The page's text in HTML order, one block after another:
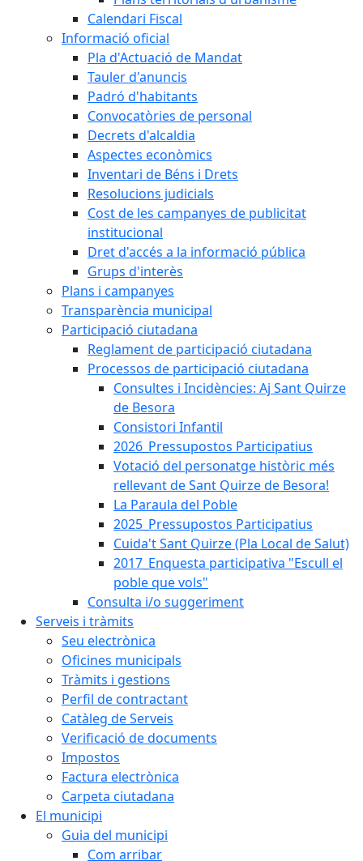
Calendari Fiscal
Informació oficial
Pla d'Actuació de Mandat
Tauler d'anuncis
Padró d'habitants
Convocatòries de personal
Decrets d'alcaldia
Aspectes econòmics
Inventari de Béns i Drets
Resolucions judicials
Cost de les campanyes de publicitat
institucional
Dret d'accés a la informació pública
Grups d'interès
Plans i campanyes
Transparència municipal
Participació ciutadana
Reglament de participació ciutadana
Processos de participació ciutadana
Consultes i Incidències: Aj Sant Quirze
de Besora
Consistori Infantil
2026_Pressupostos Participatius
Votació del personatge històric més
rellevant de Sant Quirze de Besora!
La Paraula del Poble
2025_Pressupostos Participatius
Cuida't Sant Quirze (Pla Local de Salut)
2017_Enquesta participativa "Escull el
poble que vols"
Consulta i/o suggeriment
Serveis i tràmits
Seu electrònica
Oficines municipals
Tràmits i gestions
Perfil de contractant
Catàleg de Serveis
Verificació de documents
Impostos
Factura electrònica
Carpeta ciutadana
El municipi
Guia del municipi
Com arribar